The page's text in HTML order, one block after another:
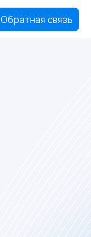
Обратная связь